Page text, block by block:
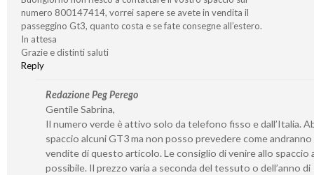
numero 800147414, vorrei sapere se avete in vendita il
passeggino Gt3, quanto costa e se fate consegne all’estero.
In attesa
Grazie e distinti saluti
Reply
Redazione Peg Perego
Gentile Sabrina,
Il numero verde è attivo solo da telefono fisso e dall’Italia.
spaccio alcuni GT3 ma non posso prevedere come andranno
vendite di questo articolo. Le consiglio di venire allo spaccio
possibile. Il prezzo varia a seconda del tessuto o dell’anno di